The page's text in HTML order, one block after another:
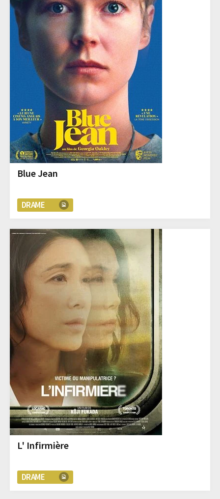
Blue Jean
DRAME
L' Infirmière
DRAME